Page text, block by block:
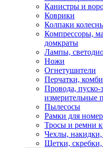
Канистры и
Коврики
Колпаки
Компрессоры,
домкраты
Лампы,
Ножи
Огнетушители
Перчатки,
Провода, пуско-
измерительные
Пылесосы
Рамки для
Тросы и ремни
Чехлы,
Щетки,